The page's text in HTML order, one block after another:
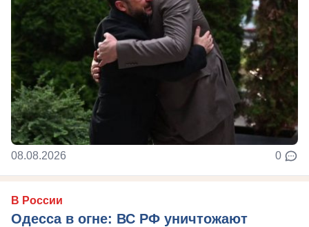
08.08.2026 0
В России
Одесса в огне: ВС РФ уничтожают